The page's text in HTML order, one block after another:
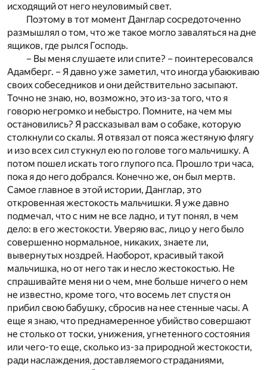
исходящий от него неуловимый свет.
Поэтому в тот момент Данглар сосредоточенно
размышлял о том, что же такое могло заваляться на дне
ящиков, где рылся Господь.
– Вы меня слушаете или спите? – поинтересовался
Адамберг. – Я давно уже заметил, что иногда убаюкиваю
своих собеседников и они действительно засыпают.
Точно не знаю, но, возможно, это из-за того, что я
говорю негромко и небыстро. Помните, на чем мы
остановились? Я рассказывал вам о собаке, которую
столкнули со скалы. Я отвязал от пояса жестяную флягу
и изо всех сил стукнул ею по голове того мальчишку. А
потом пошел искать того глупого пса. Прошло три часа,
пока я до него добрался. Конечно же, он был мертв.
Самое главное в этой истории, Данглар, это
откровенная жестокость мальчишки. Я уже давно
подмечал, что с ним не все ладно, и тут понял, в чем
дело: в его жестокости. Уверяю вас, лицо у него было
совершенно нормальное, никаких, знаете ли,
вывернутых ноздрей. Наоборот, красивый такой
мальчишка, но от него так и несло жестокостью. Не
спрашивайте меня ни о чем, мне больше ничего о нем
не известно, кроме того, что восемь лет спустя он
прибил свою бабушку, cбросив на нее стенные часы. А
еще я знаю, что преднамеренное убийство совершают
не столько от тоски, унижения, угнетенного состояния
или чего-то еще, сколько из-за природной жестокости,
ради наслаждения, доставляемого страданиями,